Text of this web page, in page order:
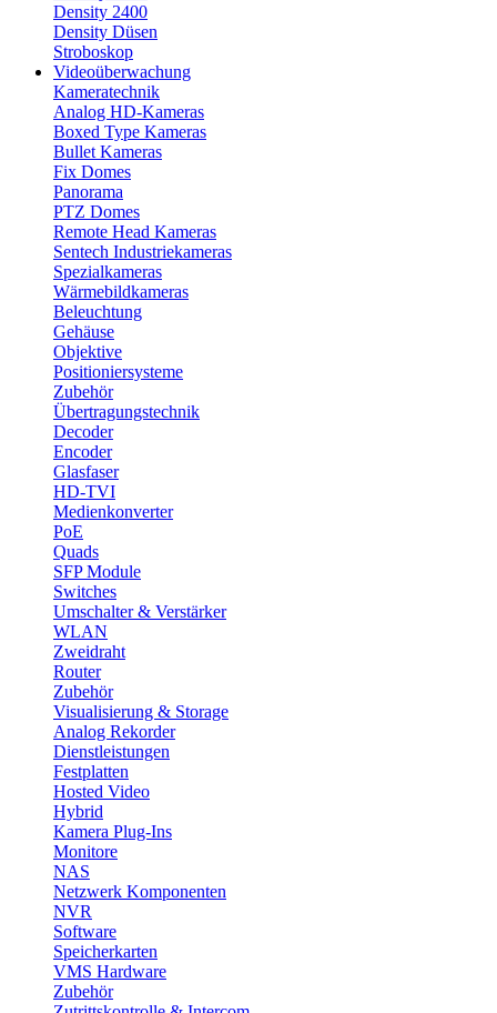
Density 2400
Density Düsen
Stroboskop
Videoüberwachung
Kameratechnik
Analog HD-Kameras
Boxed Type Kameras
Bullet Kameras
Fix Domes
Panorama
PTZ Domes
Remote Head Kameras
Sentech Industriekameras
Spezialkameras
Wärmebildkameras
Beleuchtung
Gehäuse
Objektive
Positioniersysteme
Zubehör
Übertragungstechnik
Decoder
Encoder
Glasfaser
HD-TVI
Medienkonverter
PoE
Quads
SFP Module
Switches
Umschalter & Verstärker
WLAN
Zweidraht
Router
Zubehör
Visualisierung & Storage
Analog Rekorder
Dienstleistungen
Festplatten
Hosted Video
Hybrid
Kamera Plug-Ins
Monitore
NAS
Netzwerk Komponenten
NVR
Software
Speicherkarten
VMS Hardware
Zubehör